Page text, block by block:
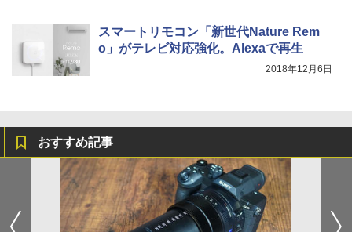
スマートリモコン「新世代Nature Rem
o」がテレビ対応強化。Alexaで再生
2018年12月6日
おすすめ記事